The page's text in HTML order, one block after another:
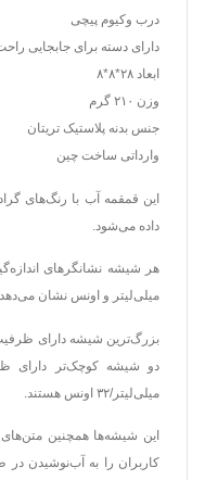
درب وکیوم پیچی
دارای دسته برای جابجایی
ابعاد ۲۸*۸*۸
وزن ۲۱۰ گرم
جنس بدنه پلاستیک تریتان
وارداتی ساخت چین
این قمقمه آب با رنگ‌های
داده می‌شود.
هر شیشه نشانگرهای
میلی‌لیتر و اونس نشان
میلی‌لیتر/۳۲ اونس هستند.
این شیشه‌ها همچنین متن‌های
کاربران را به آب‌نوشیدن در